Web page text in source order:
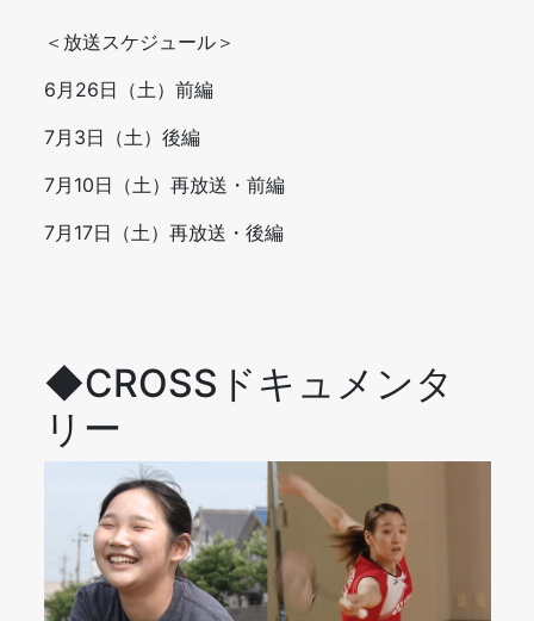
＜放送スケジュール＞
6月26日（土）前編
7月3日（土）後編
7月10日（土）再放送・前編
7月17日（土）再放送・後編
◆CROSSドキュメンタ
リー